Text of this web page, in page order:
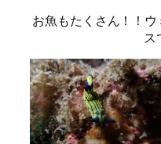
お魚もたくさん！！
ス